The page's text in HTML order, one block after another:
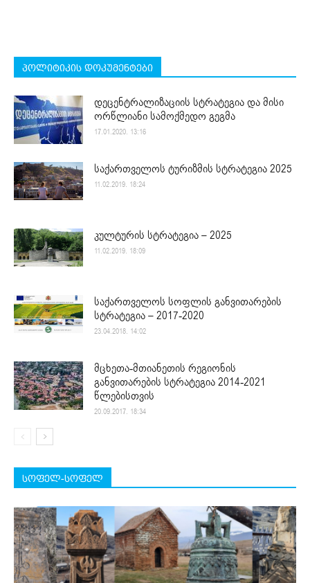
პოლიტიკის დოკუმენტები
დეცენტრალიზაციის სტრატეგია და მისი
ორწლიანი სამოქმედო გეგმა
17.01.2020. 13:16
საქართველოს ტურიზმის სტრატეგია 2025
11.02.2019. 18:24
კულტურის სტრატეგია – 2025
11.02.2019. 18:09
საქართველოს სოფლის განვითარების
სტრატეგია – 2017-2020
23.04.2018. 14:02
მცხეთა-მთიანეთის რეგიონის
განვითარების სტრატეგია 2014-2021
წლებისთვის
20.09.2017. 18:34
სოფელ-სოფელ